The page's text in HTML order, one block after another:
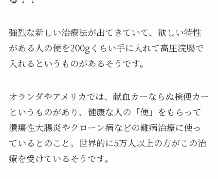
強烈な新しい治療法が出てきていて、欲しい特性
がある人の便を200gくらい手に入れて高圧浣腸で
入れるというものがあるそうです。
オランダやアメリカでは、献血カーならぬ検便カー
というものがあり、健康な人の「便」をもらって
潰瘍性大腸炎やクローン病などの難病治療に使っ
ているとのこと。世界的に5万人以上の方がこの治
療を受けているそうです。